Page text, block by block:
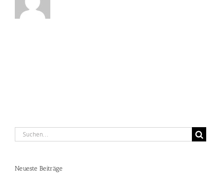
Suche
nach:
Neueste Beiträge